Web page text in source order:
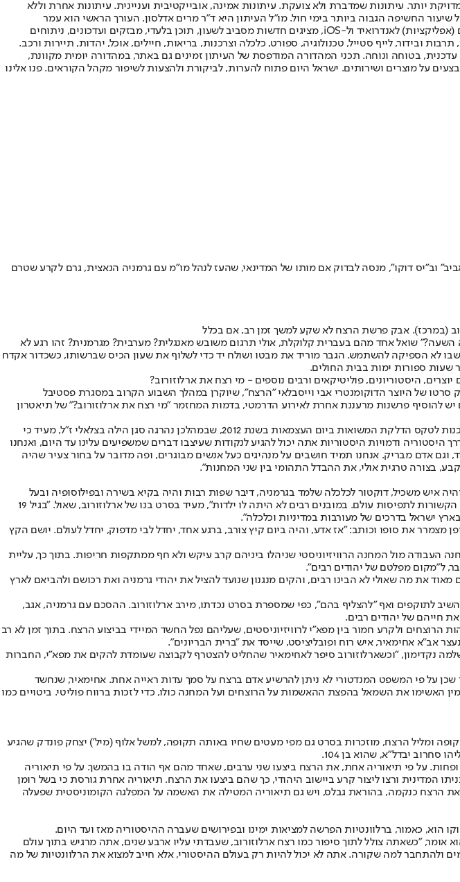
יותר. עיתונות שמדברת ולא צועקת. עיתונות אמינה, אובייקטיבית ועניינית. עיתונות אחרת וללא
וב-2010 הפך "ישראל היום" לעיתון הישראלי בעל שיעור החשיפה הגבוה ביותר בימי חול. מו"ל העיתון היא ד"ר מרים אדלסון. העורך הראשי הוא עמר
לחמנוביץ, והעורך המייסד הוא עמוס רגב. אתרי האינטרנט של "ישראל היום" בעברית ובאנגלית, כמו כן היישומונים (אפליקציות) לאנדרואיד ול-iOS, מציגים חדשות מסביב לשעון, תוכן בלעדי, מבזקים ועדכונים, ניתוחים
ובידור, לייף סטייל, טכנולוגיה, ספורט, כלכלה וצרכנות, בריאות, חיילים, אוכל, יהדות, תיירות ורכב.
עדכנית, בטוחה ונוחה. תכני המהדורה המודפסת של העיתון זמינים גם באתר, במהדורה יומית מקוונת,
על מוצרים ושירותים. ישראל היום פתוח להערות, לביקורת ולהצעות לשיפור מקהל הקוראים. פנו אלינו
וב"יס דוקו", מנסה לבדוק אם מותו של המדינאי, שהעז לנהל מו"מ עם גרמניה הנאצית, גרם לקרע שטרם
(במרכז). אבק פרשת הרצח לא שקע למשך זמן רב, אם בכלל
דרכו. "כמה השעה?" שואל אחד מהם בעברית קלוקלת, אולי תרגום משובש מאנגלית? מערבית? מגרמנית? זהו רגע לא
לא הספיקה להשתמש. הגבר מוריד את מבטו ושולח יד כדי לשלוף את שעון הכיס שברשותו, כשכדור אקדח
שעות ספורות ימות בבית החולים.
של היוצר הדוקומנטרי אבי וייסבלאי "הרצח", שיוקרן במהלך השבוע הקרוב במסגרת פסטיבל
ביאליק ברביעי הקרוב (20:30), ובהמשך ב"יס דוקו" (לכך גם יש להוסיף פרשנות מרעננת אחרת לאירוע הדרמטי, בדמות המחזמר "מי רצח את ארלוזורוב?" של תיאטרון
וייסבלאי, יוצר הסרטים "מדינה ביום אחד" על מאחורי הקלעים של יום הכרזת העצמאות, ו"הטקס", שליווה את ההכנות לטקס הדלקת המשואות ביום העצמאות בשנת 2012, שבמהלכן נהרגה סגן הילה בצלאלי ז"ל, מעיד כי
ודמויות היסטוריות אתה יכול להגיע לנקודות שעיצבו דברים שמשפיעים עלינו עד היום, ואנחנו
וגם אדם מבריק. אנחנו תמיד חושבים על מנהיגים כעל אנשים מבוגרים, ופה מדובר על בחור צעיר שהיה
בצורה טרגית אולי, את ההבדל התהומי בין שני המחנות".
המדינית של הסוכנות היהודית והיה איש משכיל, דוקטור לכלכלה שלמד בגרמניה, דיבר שפות רבות והיה בקיא בשירה ובפילוסופיה ובעל
יכולות ניתוח מבריקות. "אמא שלו, סבתא שלי, סיפרה לי שכבר בגיל 7 כתב שירה והעסיק את מוחו הצעיר בשאלות הקשורות לתפיסות עולם. במובנים רבים לא היתה לו ילדות", מעיד בסרט בנו של ארלוזורוב, שאול. "בגיל 19
ישראל בדרכים של מעורבות במדיניות וכלכלה".
מצמרר את סופו וכותב: "אז אדע, והיה ביום קיץ צורב, ברגע אחד, יחדל לבי מדפוק, יחדל לעולם. יושם הקץ
העבודה מול המחנה הרוויזיוניסטי שניהלו ביניהם קרב עיקש ולא חף ממתקפות חריפות. בתוך כך, עליית
ל"מקום מפלטם של יהודים רבים".
את מה שאולי לא הבינו רבים, והקים מנגנון שנועד להציל את יהודי גרמניה ואת רכושם ולהביאם לארץ
לתוקפים ואף "להצליף בהם", כפי שמספרת בסרט נכדתו, מירב ארלוזורוב. ההסכם עם גרמניה, אגב,
ולקרע חמור בין מפא"י לרוויזיוניסטים, שעליהם נפל החשד המיידי בביצוע הרצח. בתוך זמן לא רב
אב"א אחימאיר, איש רוח ופובליציסט, שייסד את "ברית הבריונים".
נקדימון, "וכשארלוזורוב סיפר לאחימאיר שהחליט להצטרף לקבוצה שעומדת להקים את מפא"י, החברות
על פי המשפט המנדטורי לא ניתן להרשיע אדם ברצח על סמך עדות ראייה אחת. אחימאיר, שנחשד
את השמאל בהפצת ההאשמות על הרוצחים ועל המחנה כולו, כדי לזכות ברווח פוליטי. ביטויים כמו
ומליל הרצח, מוזכרות בסרט גם מפי מעטים שחיו באותה תקופה, למשל אלוף (מיל') יצחק פונדק שהגיע
סחרוב יבדל"א, שהוא בן 104.
ופחות. על פי תיאוריה אחת, את הרצח ביצעו שני ערבים, שאחד מהם אף הודה בו בהמשך. על פי תיאוריה
המדינית ורצו ליצור קרע ביישוב היהודי, כך שהם ביצעו את הרצח. תיאוריה אחרת גורסת כי בשל רומן
את הרצח כנקמה, בהוראת גבלס, ויש גם תיאוריה המטילה את האשמה על המפלגה הקומוניסטית שפעלה
הוא, כאמור, ברלוונטיות הפרשה למציאות ימינו ובפירושים שעברה ההיסטוריה מאז ועד היום.
אומר, "כשאתה צולל לתוך סיפור כמו רצח ארלוזורוב, שעבדתי עליו ארבע שנים, אתה מרגיש בתוך עולם
למה שקורה. אתה לא יכול להיות רק בעולם ההיסטורי, אלא חייב למצוא את הרלוונטיות של מה